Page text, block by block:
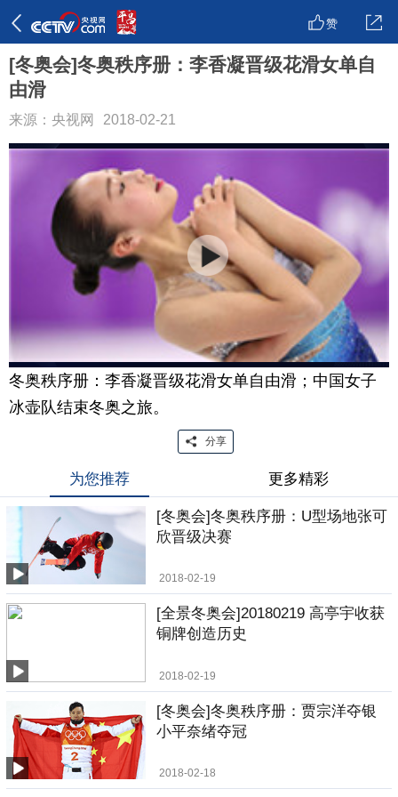
赞
[冬奥会]冬奥秩序册：李香凝晋级花滑女单自
由滑
来源：央视网 2018-02-21
冬奥秩序册：李香凝晋级花滑女单自由滑；中国女子
冰壶队结束冬奥之旅。
分享
为您推荐 更多精彩
[冬奥会]冬奥秩序册：U型场地张可
欣晋级决赛
2018-02-19
[全景冬奥会]20180219 高亭宇收获
铜牌创造历史
2018-02-19
[冬奥会]冬奥秩序册：贾宗洋夺银
小平奈绪夺冠
2018-02-18